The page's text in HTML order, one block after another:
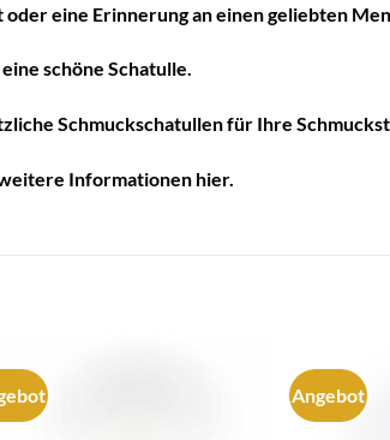
oder eine Erinnerung an einen geliebten
schöne Schatulle.
Schmuckschatullen für Ihre
Informationen hier.
Angebot